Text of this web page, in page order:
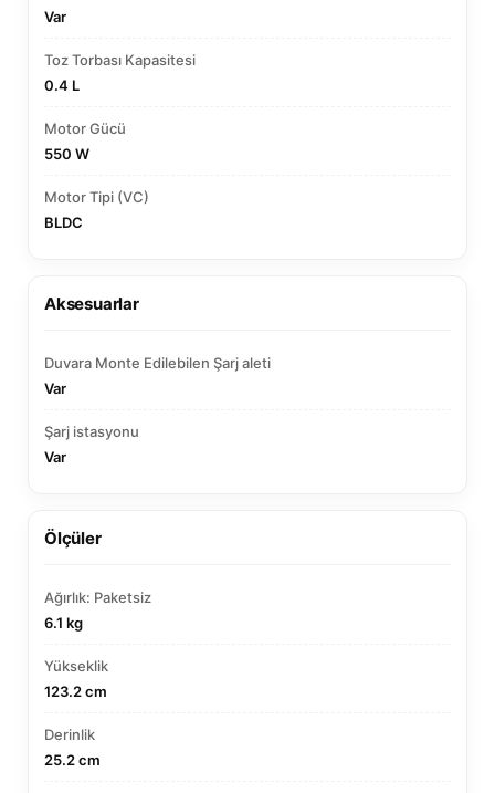
Var
Toz Torbası Kapasitesi
0.4 L
Motor Gücü
550 W
Motor Tipi (VC)
BLDC
Aksesuarlar
Duvara Monte Edilebilen Şarj aleti
Var
Şarj istasyonu
Var
Ölçüler
Ağırlık: Paketsiz
6.1 kg
Yükseklik
123.2 cm
Derinlik
25.2 cm